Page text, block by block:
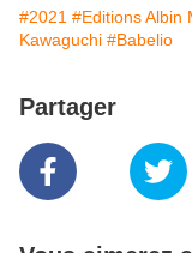
#2021 #Editions Albin
Kawaguchi #Babelio
Partager